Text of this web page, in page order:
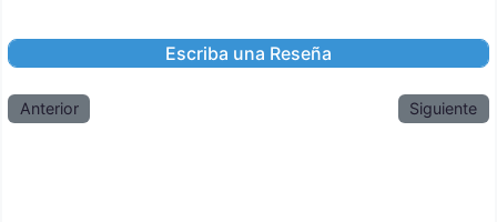
Anterior Siguiente